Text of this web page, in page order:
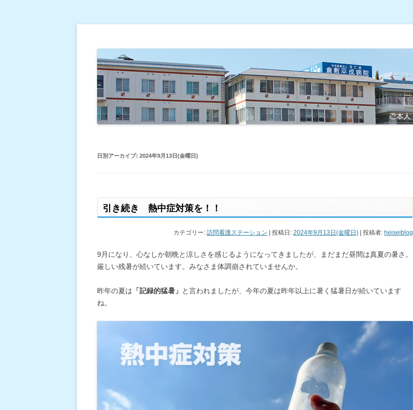
倉敷平成病院だより
日別アーカイブ: 2024年9月13日(金曜日)
引き続き 熱中症対策を！！
カテゴリー: 訪問看護ステーション | 投稿日: 2024年9月13日(金曜日)| 投稿者: heiseiblog
9月になり、心なしか朝晩と涼しさを感じるようになってきましたが、まだまだ昼間は真夏の暑さ。
厳しい残暑が続いています。みなさま体調崩されていませんか。
昨年の夏は 「記録的猛暑」 と言われましたが、今年の夏は昨年以上に暑く猛暑日が続いています
ね。